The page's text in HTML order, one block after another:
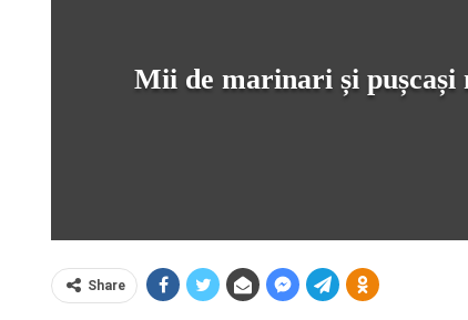
Mii de marinari și pușcași
Share